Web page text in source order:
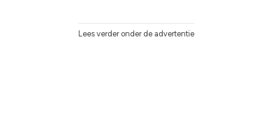
Lees verder onder de advertentie